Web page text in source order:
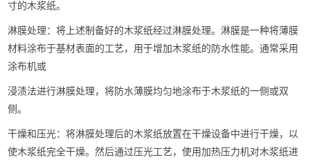
寸的木浆纸。
淋膜处理：将上述制备好的木浆纸经过淋膜处理。淋膜是一种将薄膜
材料涂布于基材表面的工艺，用于增加木浆纸的防水性能。通常采用
涂布机或
浸渍法进行淋膜处理，将防水薄膜均匀地涂布于木浆纸的一侧或双
侧。
干燥和压光：将淋膜处理后的木浆纸放置在干燥设备中进行干燥，以
使木浆纸完全干燥。然后通过压光工艺，使用加热压力机对木浆纸进